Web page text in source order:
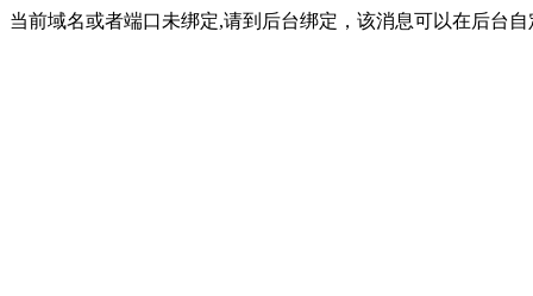
当前域名或者端口未绑定,请到后台绑定，该消息可以在后台自